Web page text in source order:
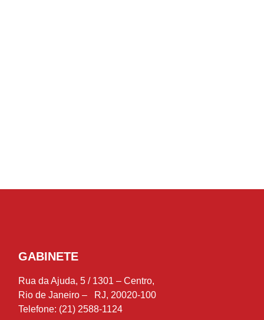
GABINETE
Rua da Ajuda, 5 / 1301 – Centro,
Rio de Janeiro – RJ, 20020-100
Telefone: (21) 2588-1124